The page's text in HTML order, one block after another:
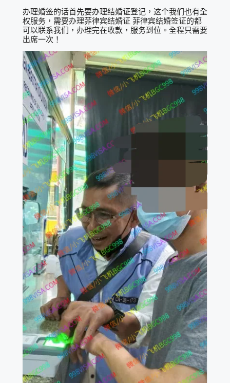
办理婚签的话首先要办理结婚证登记，这个我们也有全
权服务，需要办理菲律宾结婚证 菲律宾结婚签证的都
可以联系我们，办理完在收款，服务到位。全程只需要
出席一次！